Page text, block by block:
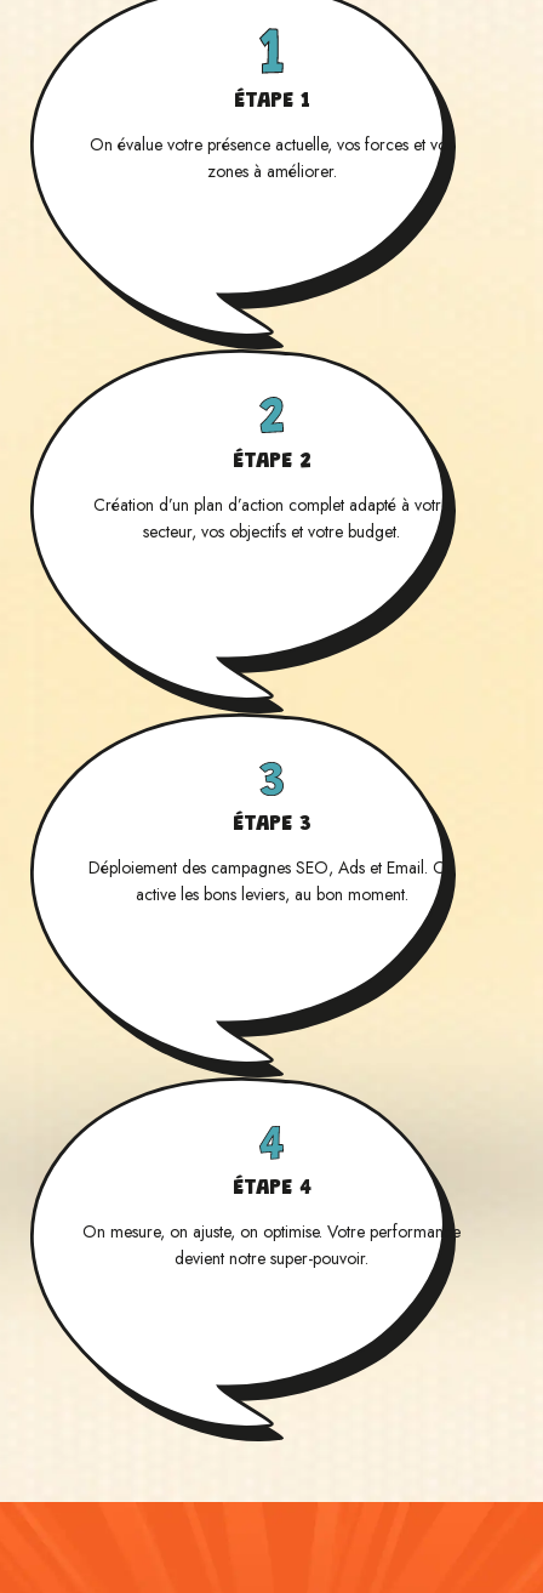
ÉTAPE 1
On évalue votre présence actuelle, vos forces et vos
zones à améliorer.
ÉTAPE 2
Création d’un plan d’action complet adapté à votre
secteur, vos objectifs et votre budget.
ÉTAPE 3
Déploiement des campagnes SEO, Ads et Email. On
active les bons leviers, au bon moment.
ÉTAPE 4
On mesure, on ajuste, on optimise. Votre performance
devient notre super-pouvoir.